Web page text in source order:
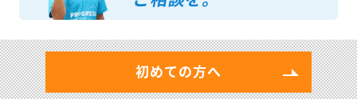
初めての方へ